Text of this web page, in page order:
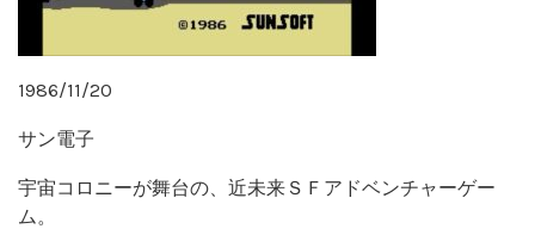
1986/11/20
サン電子
宇宙コロニーが舞台の、近未来ＳＦアドベンチャーゲー
ム。